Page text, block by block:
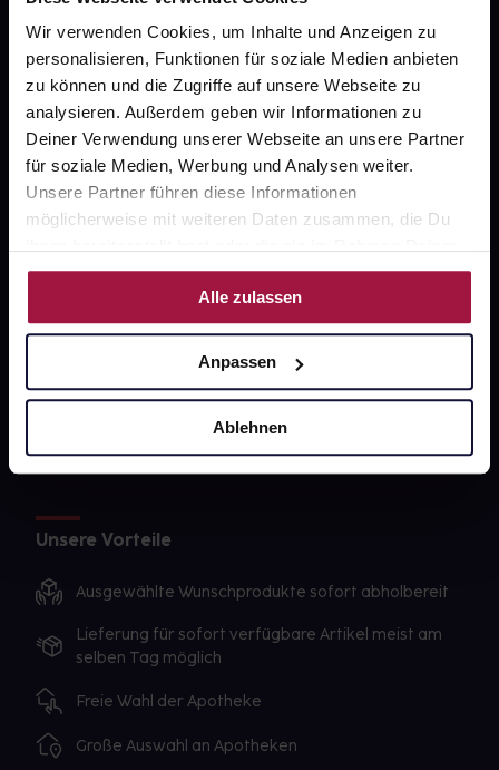
Wir verwenden Cookies, um Inhalte und Anzeigen zu
personalisieren, Funktionen für soziale Medien anbieten
zu können und die Zugriffe auf unsere Webseite zu
analysieren. Außerdem geben wir Informationen zu
Deiner Verwendung unserer Webseite an unsere Partner
für soziale Medien, Werbung und Analysen weiter.
Unsere Partner führen diese Informationen
möglicherweise mit weiteren Daten zusammen, die Du
Nutzung der Dienste gesammelt haben.
Alle zulassen
Anpassen
Ablehnen
gesund.de
Über uns
Karriere
Newsletter
Barrierefreiheitserklärung
Sanitätshäuser
Impressum
Unsere Vorteile
Ausgewählte Wunschprodukte sofort abholbereit
Lieferung für sofort verfügbare Artikel meist am
selben Tag möglich
Freie Wahl der Apotheke
Große Auswahl an Apotheken